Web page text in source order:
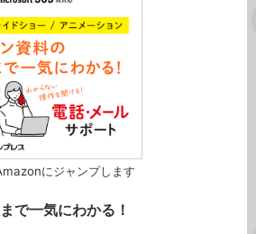
にジャンプします
で一気にわかる！